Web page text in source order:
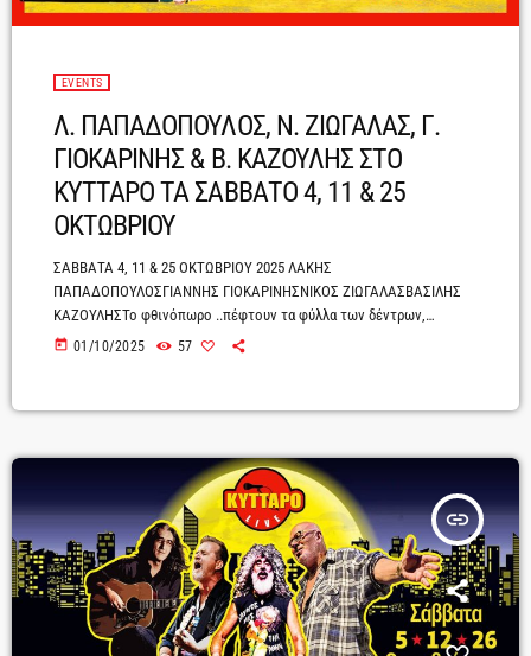
EVENTS
Λ. ΠΑΠΑΔΟΠΟΥΛΟΣ, Ν. ΖΙΩΓΑΛΑΣ, Γ.
ΓΙΟΚΑΡΙΝΗΣ & Β. ΚΑΖΟΥΛΗΣ ΣΤΟ
ΚΥΤΤΑΡΟ ΤΑ ΣΑΒΒΑΤΟ 4, 11 & 25
ΟΚΤΩΒΡΙΟΥ
ΣΑΒΒΑΤΑ 4, 11 & 25 ΟΚΤΩΒΡΙΟΥ 2025 ΛΑΚΗΣ
ΠΑΠΑΔΟΠΟΥΛΟΣΓΙΑΝΝΗΣ ΓΙΟΚΑΡΙΝΗΣΝΙΚΟΣ ΖΙΩΓΑΛΑΣΒΑΣΙΛΗΣ
ΚΑΖΟΥΛΗΣΤο φθινόπωρο ..πέφτουν τα φύλλα των δέντρων,
..μαζεύουμε τα σταφύλια, ..ανοίγουν τα σχολεία, ..δροσίζει ο καιρός
Βασίλη Καζούλη, τη θρυλική τετράδα, την πιο feelgood παράσταση
..σπέσιαλ και πάντα […]
today 01/10/2025 57
insert_link